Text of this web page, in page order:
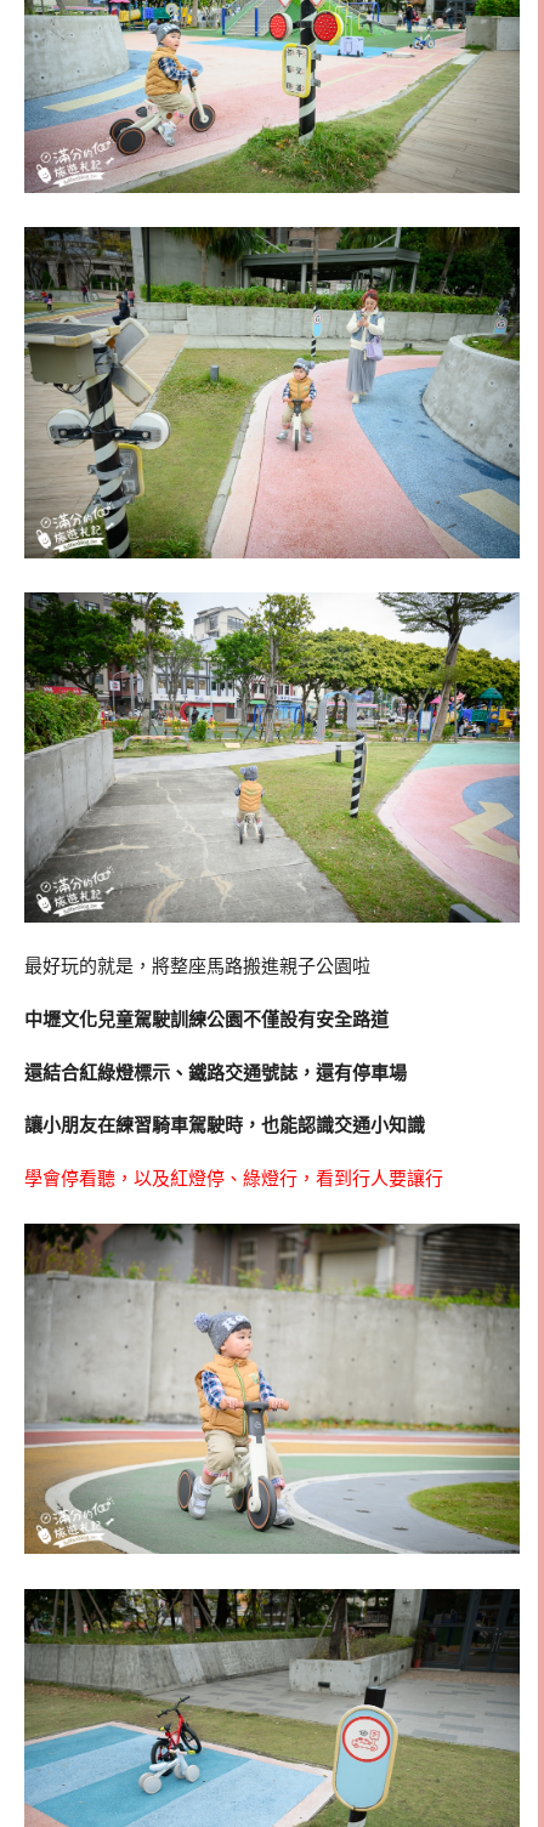
最好玩的就是，將整座馬路搬進親子公園啦
中壢文化兒童駕駛訓練公園不僅設有安全路道
還結合紅綠燈標示、鐵路交通號誌，還有停車場
讓小朋友在練習騎車駕駛時，也能認識交通小知識
學會停看聽，以及紅燈停、綠燈行，看到行人要讓行